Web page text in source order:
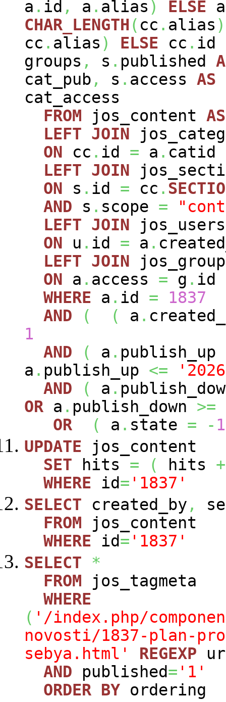
a . id , a . alias ) ELSE a
CHAR_LENGTH( cc . alias )
cc . alias ) ELSE cc . id
groups , s . published
cat_pub , s . access AS
cat_access
FROM jos_content AS
LEFT JOIN
ON cc . id = a . catid
LEFT JOIN
ON s . id = cc .
AND s . scope =
LEFT JOIN
ON u . id = a .
LEFT JOIN
ON a . access = g . id
WHERE a . id =
1837
AND
( ( a .
1
AND
( a . publish_up
a . publish_up <=
AND
( a .
OR a . publish_down >=
OR
( a . state = - 1
UPDATE jos_content
SET hits = ( hits +
WHERE id= '1837'
SELECT created_by ,
FROM jos_content
WHERE id= '1837'
SELECT
*
FROM jos_tagmeta
WHERE
( '/index.php/
novosti/1837-plan-
sebya.html'
REGEXP
AND published= '1'
ORDER BY ordering